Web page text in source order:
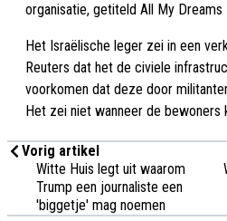
organisatie, getiteld All My Dreams
Het Israëlische leger zei in een
Reuters dat het de civiele
voorkomen dat deze door
Het zei niet wanneer de bewoners
Vorig artikel
Witte Huis legt uit waarom
Trump een journaliste een
'biggetje' mag noemen